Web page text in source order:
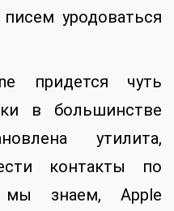
уродоваться
придется чуть
в большинстве
утилита,
контакты по
знаем, Apple